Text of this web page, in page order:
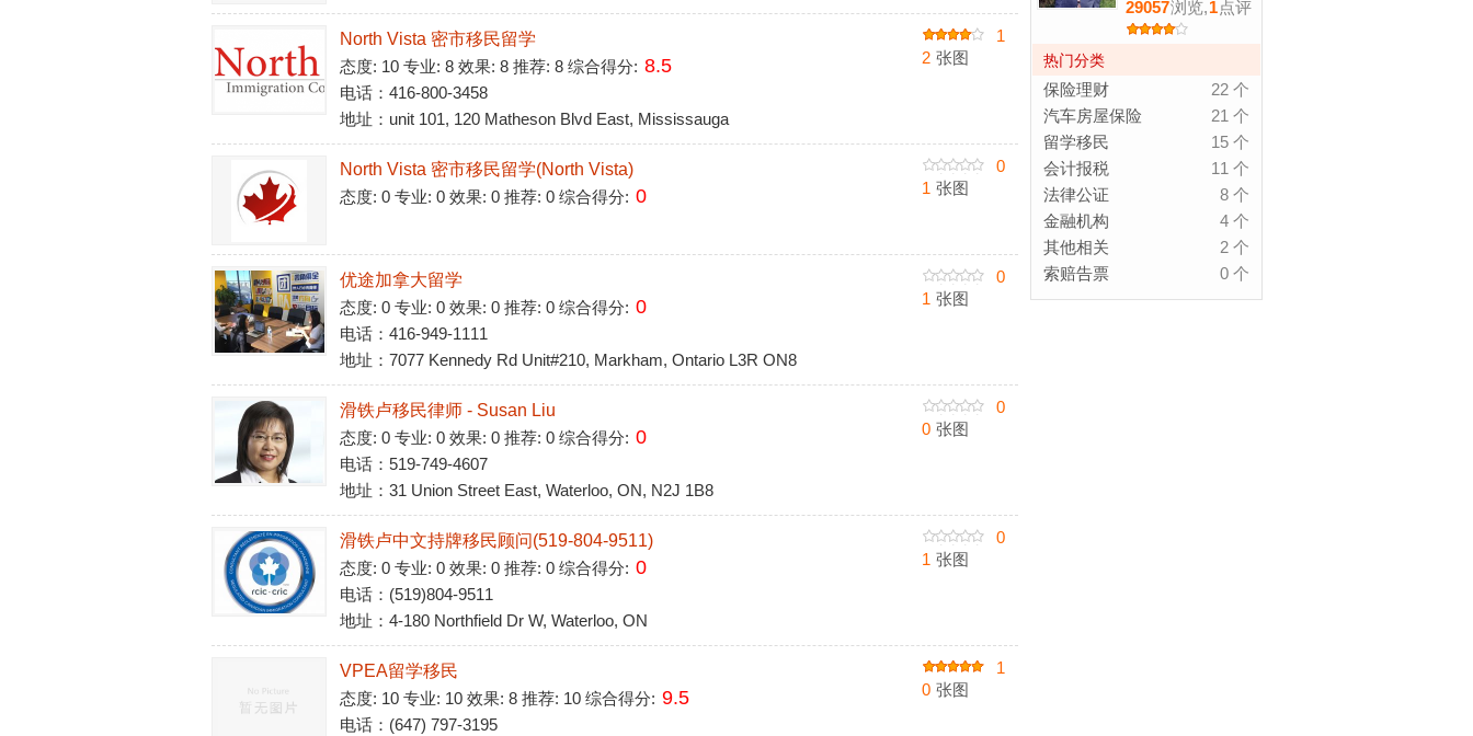
North Vista 密市移民留学
态度: 10 专业: 8 效果: 8 推荐: 8 综合得分: 8.5
电话：416-800-3458
地址：unit 101, 120 Matheson Blvd East, Mississauga
1
2 张图
North Vista 密市移民留学(North Vista)
态度: 0 专业: 0 效果: 0 推荐: 0 综合得分: 0
0
1 张图
优途加拿大留学
态度: 0 专业: 0 效果: 0 推荐: 0 综合得分: 0
电话：416-949-1111
地址：7077 Kennedy Rd Unit#210, Markham, Ontario L3R ON8
0
1 张图
滑铁卢移民律师 - Susan Liu
态度: 0 专业: 0 效果: 0 推荐: 0 综合得分: 0
电话：519-749-4607
地址：31 Union Street East, Waterloo, ON, N2J 1B8
0
0 张图
滑铁卢中文持牌移民顾问(519-804-9511)
态度: 0 专业: 0 效果: 0 推荐: 0 综合得分: 0
电话：(519)804-9511
地址：4-180 Northfield Dr W, Waterloo, ON
0
1 张图
VPEA留学移民
态度: 10 专业: 10 效果: 8 推荐: 10 综合得分: 9.5
电话：(647) 797-3195
1
0 张图
29057浏览,1点评
热门分类
22 个
保险理财
21 个
汽车房屋保险
15 个
留学移民
11 个
会计报税
8 个
法律公证
4 个
金融机构
2 个
其他相关
0 个
索赔告票